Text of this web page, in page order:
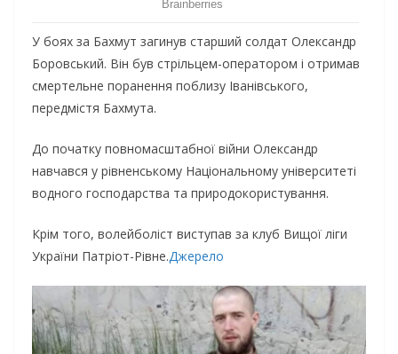
У боях за Бахмут загинув старший солдат Олександр
Боровський. Він був стрільцем-оператором і отримав
смертельне поранення поблизу Іванівського,
передмістя Бахмута.
До початку повномасштабної війни Олександр
навчався у рівненському Національному університеті
водного господарства та природокористування.
Крім того, волейболіст виступав за клуб Вищої ліги
України Патріот-Рівне.Джерело